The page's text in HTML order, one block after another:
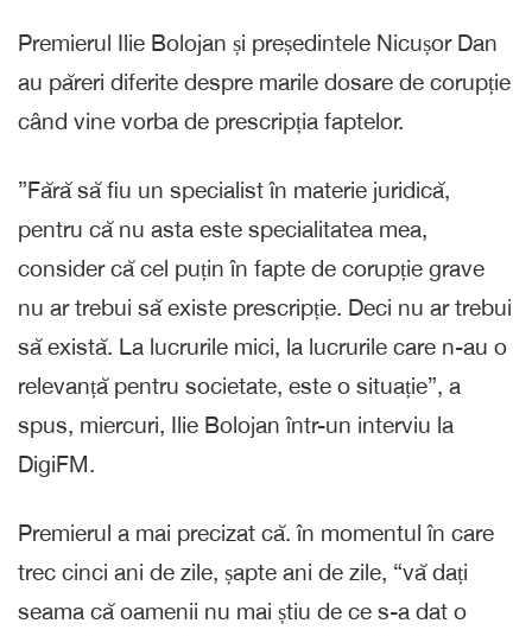
Premierul Ilie Bolojan și președintele Nicușor Dan
au păreri diferite despre marile dosare de corupție
când vine vorba de prescripția faptelor.
”Fără să fiu un specialist în materie juridică,
pentru că nu asta este specialitatea mea,
consider că cel puțin în fapte de corupție grave
nu ar trebui să existe prescripție. Deci nu ar trebui
să există. La lucrurile mici, la lucrurile care n-au o
relevanță pentru societate, este o situație”, a
spus, miercuri, Ilie Bolojan într-un interviu la
DigiFM.
Premierul a mai precizat că. în momentul în care
trec cinci ani de zile, șapte ani de zile, “vă dați
seama că oamenii nu mai știu de ce s-a dat o